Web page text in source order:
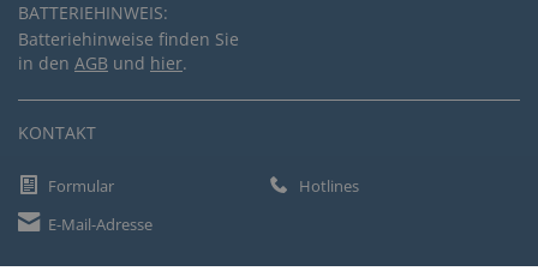
BATTERIEHINWEIS:
Batteriehinweise finden Sie
in den AGB und hier.
KONTAKT
Formular
Hotlines
E-Mail-Adresse